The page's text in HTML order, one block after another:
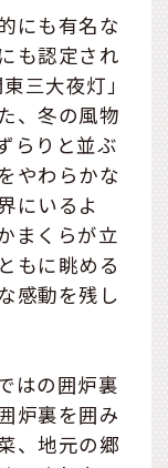
にも有名な
も認定され
三大夜灯」
、冬の風物
らりと並ぶ
やわらかな
にいるよ
まくらが立
もに眺める
感動を残し
はの囲炉裏
炉裏を囲み
、地元の郷